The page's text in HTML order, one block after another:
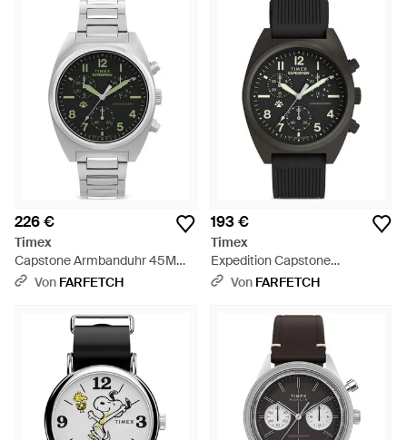
226 €
Timex
Capstone Armbanduhr 45Mm -
GrauVon FARFETCH
193 €
Timex
Expedition Capstone
Chronograph 46Mm - Schwarz
Von FARFETCH